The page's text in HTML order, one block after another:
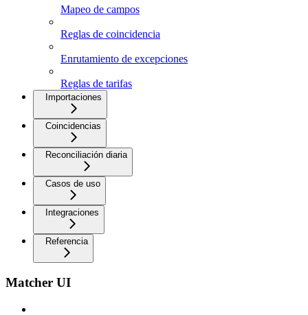
Mapeo de campos
Reglas de coincidencia
Enrutamiento de excepciones
Reglas de tarifas
Importaciones
Coincidencias
Reconciliación diaria
Casos de uso
Integraciones
Referencia
Matcher UI